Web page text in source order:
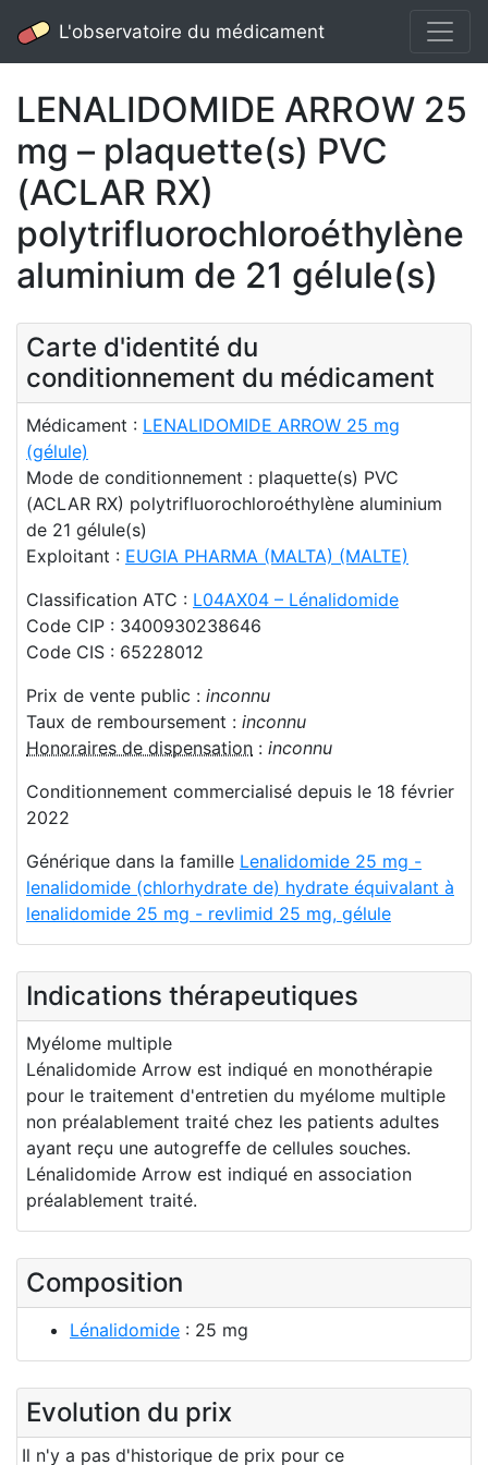
L'observatoire du médicament
LENALIDOMIDE ARROW 25
mg – plaquette(s) PVC
(ACLAR RX)
polytrifluorochloroéthylène
aluminium de 21 gélule(s)
Carte d'identité du
conditionnement du médicament
Médicament : LENALIDOMIDE ARROW 25 mg
(gélule)
Mode de conditionnement : plaquette(s) PVC
(ACLAR RX) polytrifluorochloroéthylène aluminium
de 21 gélule(s)
Exploitant : EUGIA PHARMA (MALTA) (MALTE)
Classification ATC : L04AX04 – Lénalidomide
Code CIP : 3400930238646
Code CIS : 65228012
Prix de vente public : inconnu
Taux de remboursement : inconnu
Honoraires de dispensation : inconnu
Conditionnement commercialisé depuis le 18 février
2022
Générique dans la famille Lenalidomide 25 mg -
lenalidomide (chlorhydrate de) hydrate équivalant à
lenalidomide 25 mg - revlimid 25 mg, gélule
Indications thérapeutiques
Myélome multiple
Lénalidomide Arrow est indiqué en monothérapie
pour le traitement d'entretien du myélome multiple
non préalablement traité chez les patients adultes
ayant reçu une autogreffe de cellules souches.
Lénalidomide Arrow est indiqué en association
préalablement traité.
Composition
Lénalidomide : 25 mg
Evolution du prix
Il n'y a pas d'historique de prix pour ce